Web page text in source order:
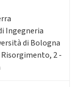
Ingegneria
di Bologna
2 -